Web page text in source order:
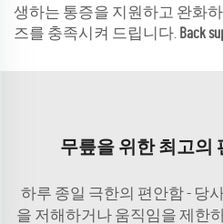
생하는 통증을 지원하고 완화
즈를 충족시켜 드립니다. Back
무릎을 위한 최고의
하루 종일 극한의 편안함 - 당
을 저해하거나 움직임을 제한